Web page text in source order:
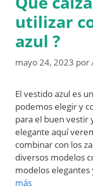
utilizar
azul ?
mayo 24, 2023 por
El vestido azul es
podemos elegir y
para el buen vestir
elegante aquí
combinar con los
diversos modelos
modelos elegantes
más